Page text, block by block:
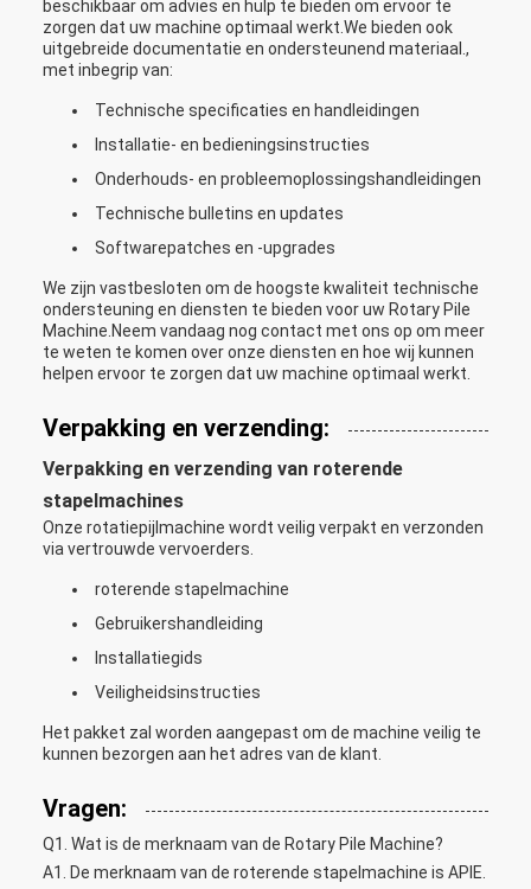
beschikbaar om advies en hulp te bieden om ervoor te
zorgen dat uw machine optimaal werkt.We bieden ook
uitgebreide documentatie en ondersteunend materiaal.,
met inbegrip van:
Technische specificaties en handleidingen
Installatie- en bedieningsinstructies
Onderhouds- en probleemoplossingshandleidingen
Technische bulletins en updates
Softwarepatches en -upgrades
We zijn vastbesloten om de hoogste kwaliteit technische
ondersteuning en diensten te bieden voor uw Rotary Pile
Machine.Neem vandaag nog contact met ons op om meer
te weten te komen over onze diensten en hoe wij kunnen
helpen ervoor te zorgen dat uw machine optimaal werkt.
Verpakking en verzending:
Verpakking en verzending van roterende
stapelmachines
Onze rotatiepijlmachine wordt veilig verpakt en verzonden
via vertrouwde vervoerders.
roterende stapelmachine
Gebruikershandleiding
Installatiegids
Veiligheidsinstructies
Het pakket zal worden aangepast om de machine veilig te
kunnen bezorgen aan het adres van de klant.
Vragen:
Q1. Wat is de merknaam van de Rotary Pile Machine?
A1. De merknaam van de roterende stapelmachine is APIE.